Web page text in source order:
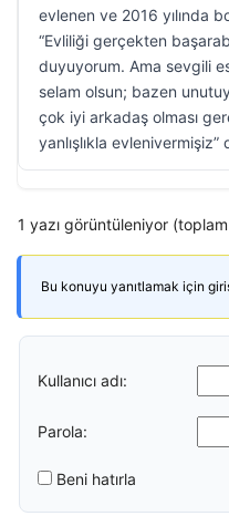
evlenen ve 2016 yılında
“Evliliği gerçekten
duyuyorum. Ama sevgili
selam olsun; bazen
çok iyi arkadaş olması
yanlışlıkla evlenivermişiz”
1 yazı görüntüleniyor
Bu konuyu yanıtlamak için
Kullanıcı adı:
Parola:
Beni hatırla